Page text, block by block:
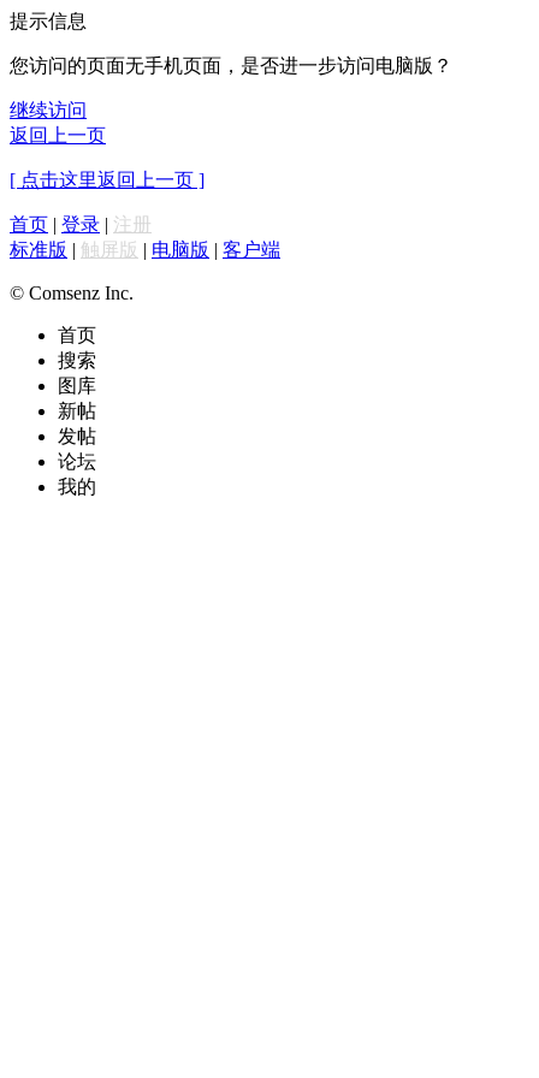
提示信息
您访问的页面无手机页面，是否进一步访问电脑版？
继续访问
返回上一页
[ 点击这里返回上一页 ]
首页 | 登录 | 注册
标准版 | 触屏版 | 电脑版 | 客户端
© Comsenz Inc.
首页
搜索
图库
新帖
发帖
论坛
我的